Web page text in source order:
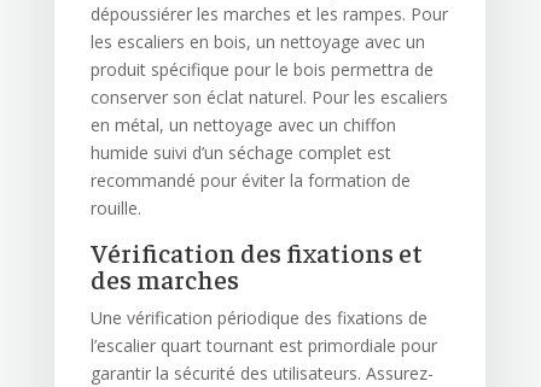
dépoussiérer les marches et les rampes. Pour
les escaliers en bois, un nettoyage avec un
produit spécifique pour le bois permettra de
conserver son éclat naturel. Pour les escaliers
en métal, un nettoyage avec un chiffon
humide suivi d’un séchage complet est
recommandé pour éviter la formation de
rouille.
Vérification des fixations et
des marches
Une vérification périodique des fixations de
l’escalier quart tournant est primordiale pour
garantir la sécurité des utilisateurs. Assurez-